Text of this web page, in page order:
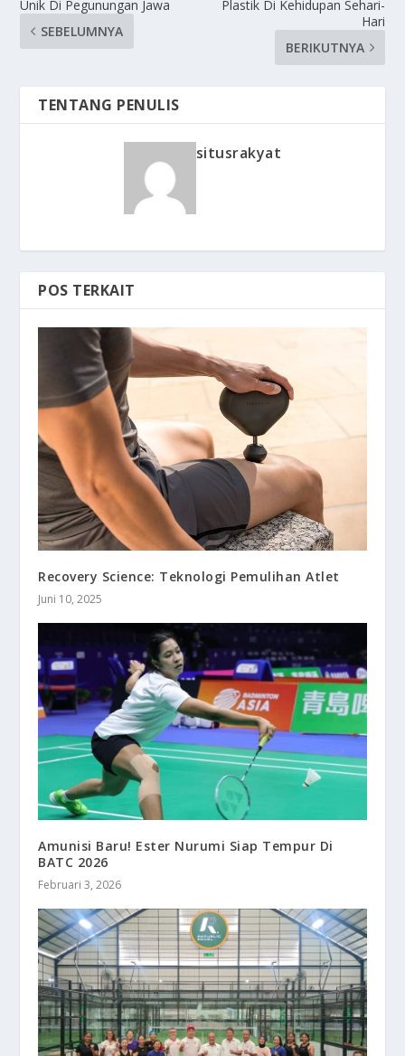
Unik Di Pegunungan Jawa
SEBELUMNYA
Plastik Di Kehidupan Sehari-
Hari
BERIKUTNYA
TENTANG PENULIS
situsrakyat
POS TERKAIT
Recovery Science: Teknologi Pemulihan Atlet
Juni 10, 2025
Amunisi Baru! Ester Nurumi Siap Tempur Di
BATC 2026
Februari 3, 2026